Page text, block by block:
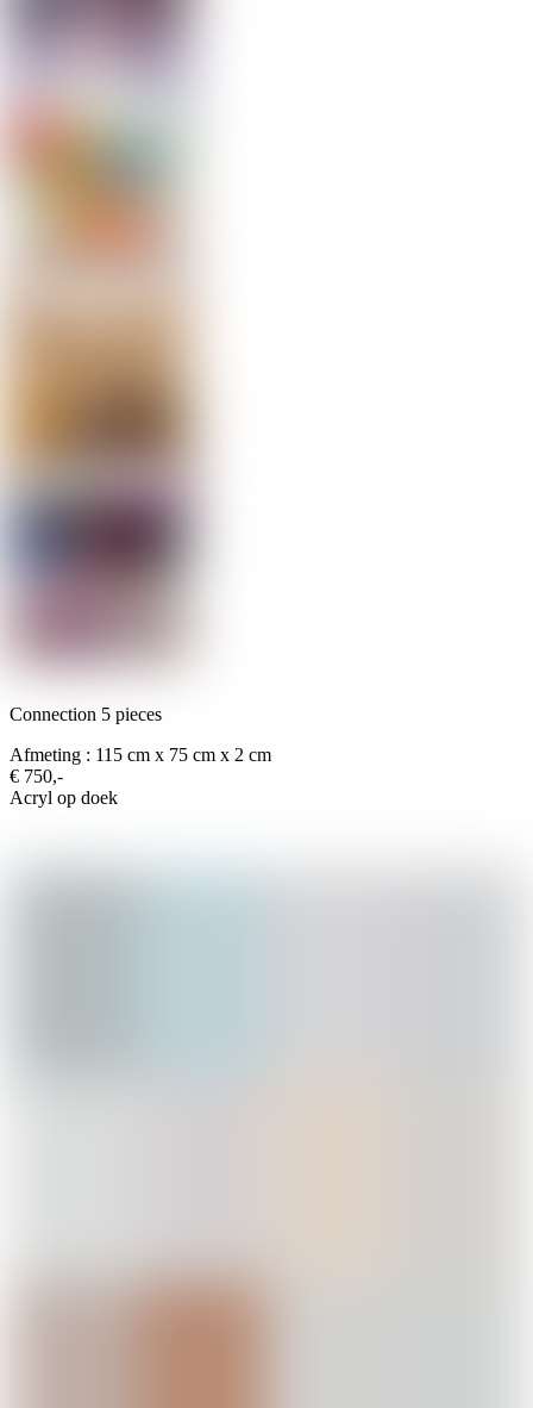
Connection 5 pieces
Afmeting : 115 cm x 75 cm x 2 cm
€ 750,-
Acryl op doek